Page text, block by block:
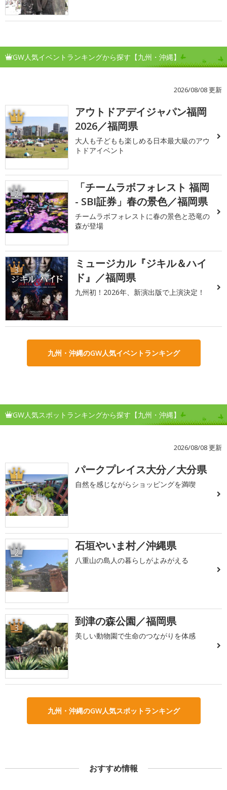
GW人気イベントランキングから探す【九州・沖縄】
2026/08/08 更新
1
アウトドアデイジャパン福岡
2026／福岡県
大人も子どもも楽しめる日本最大級のアウ
トドアイベント
2
「チームラボフォレスト 福岡
- SBI証券」春の景色／福岡県
チームラボフォレストに春の景色と恐竜の
森が登場
3
ミュージカル『ジキル＆ハイ
ド』／福岡県
九州初！2026年、新演出版で上演決定！
九州・沖縄のGW人気イベントランキング
GW人気スポットランキングから探す【九州・沖縄】
2026/08/08 更新
1 パークプレイス大分／大分県
自然を感じながらショッピングを満喫
2 石垣やいま村／沖縄県
八重山の島人の暮らしがよみがえる
3 到津の森公園／福岡県
美しい動物園で生命のつながりを体感
九州・沖縄のGW人気スポットランキング
おすすめ情報